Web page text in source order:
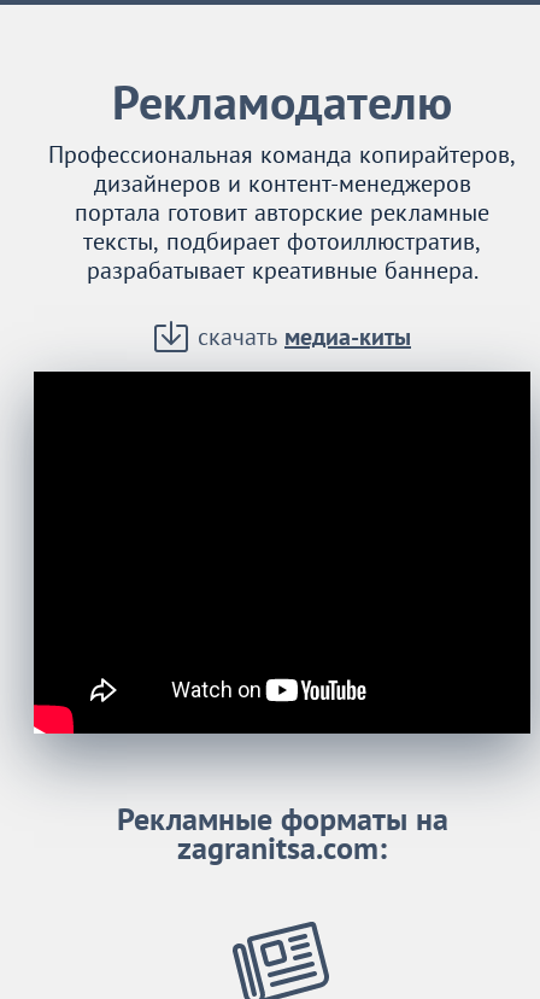
Рекламодателю
Профессиональная команда копирайтеров,
дизайнеров и контент-менеджеров
портала готовит авторские рекламные
тексты, подбирает фотоиллюстратив,
разрабатывает креативные баннера.
скачать медиа-киты
Рекламные форматы на
zagranitsa.com: